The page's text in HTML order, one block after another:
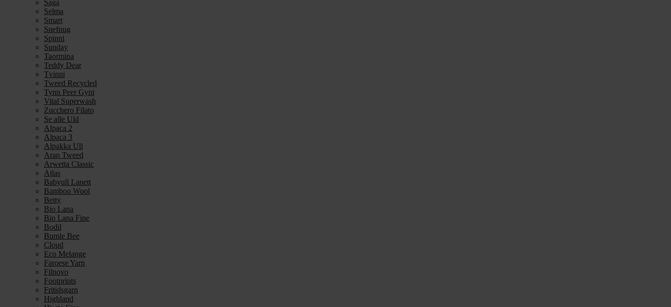
Saga
Selma
Smart
Snefnug
Spinni
Sunday
Taormina
Teddy Dear
Tvinni
Tweed Recycled
Tynn Peer Gynt
Vital Superwash
Zucchero Filato
Se alle Uld
Alpaca 2
Alpaca 3
Alpakka Ull
Aran Tweed
Arwetta Classic
Atlas
Babyull Lanett
Bamboo Wool
Betty
Bio Lana
Bio Lana Fine
Bodil
Bumle Bee
Cloud
Eco Melange
Faroese Yarn
Filnovo
Footprints
Fritidsgarn
Highland